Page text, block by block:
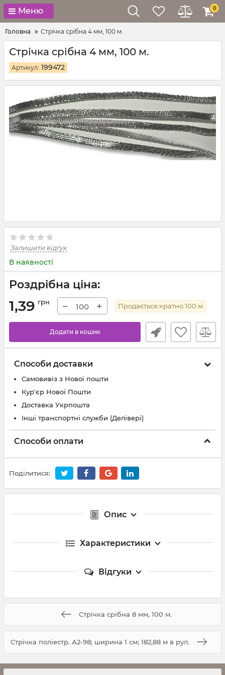
Меню 0
Головна Стрічка срібна 4 мм, 100 м.
Стрічка срібна 4 мм, 100 м.
Артикул: 199472
Залишити відгук
В наявності
Роздрібна ціна:
1,39 грн − + Продається кратно100 м
Додати в кошик
Способи доставки
Самовивіз з Нової пошти
Кур'єр Нової Пошти
Доставка Укрпошта
Інші транспортні служби (Делівері)
Способи оплати
Поділитися:
Опис
Характеристики
Відгуки
Стрічка срібна 8 мм, 100 м.
Стрічка поліестр. А2-98; ширина 1 см; 182,88 м в рул.